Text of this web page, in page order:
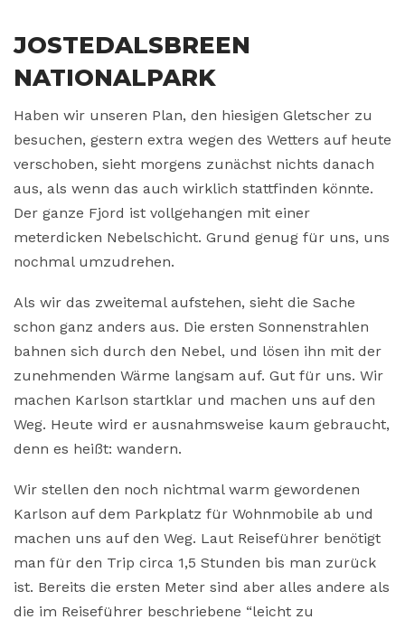
JOSTEDALSBREEN
NATIONALPARK
Haben wir unseren Plan, den hiesigen Gletscher zu
besuchen, gestern extra wegen des Wetters auf heute
verschoben, sieht morgens zunächst nichts danach
aus, als wenn das auch wirklich stattfinden könnte.
Der ganze Fjord ist vollgehangen mit einer
meterdicken Nebelschicht. Grund genug für uns, uns
nochmal umzudrehen.
Als wir das zweitemal aufstehen, sieht die Sache
schon ganz anders aus. Die ersten Sonnenstrahlen
bahnen sich durch den Nebel, und lösen ihn mit der
zunehmenden Wärme langsam auf. Gut für uns. Wir
machen Karlson startklar und machen uns auf den
Weg. Heute wird er ausnahmsweise kaum gebraucht,
denn es heißt: wandern.
Wir stellen den noch nichtmal warm gewordenen
Karlson auf dem Parkplatz für Wohnmobile ab und
machen uns auf den Weg. Laut Reiseführer benötigt
man für den Trip circa 1,5 Stunden bis man zurück
ist. Bereits die ersten Meter sind aber alles andere als
die im Reiseführer beschriebene “leicht zu